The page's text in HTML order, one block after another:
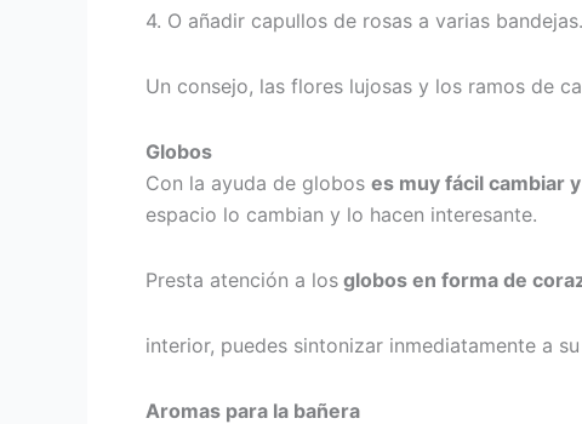
4. O añadir capullos de rosas a varias bandejas.
Un consejo, las flores lujosas y los ramos de
Globos
Con la ayuda de globos es muy fácil cambiar
espacio lo cambian y lo hacen interesante.
Presta atención a los globos en forma de
interior, puedes sintonizar inmediatamente a
Aromas para la bañera